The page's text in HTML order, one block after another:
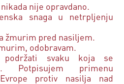
nije opravdano.
snaga u netrpljenju
žmurim pred nasiljem.
odobravam.
svaku koja se
Potpisujem primenu
protiv nasilja nad